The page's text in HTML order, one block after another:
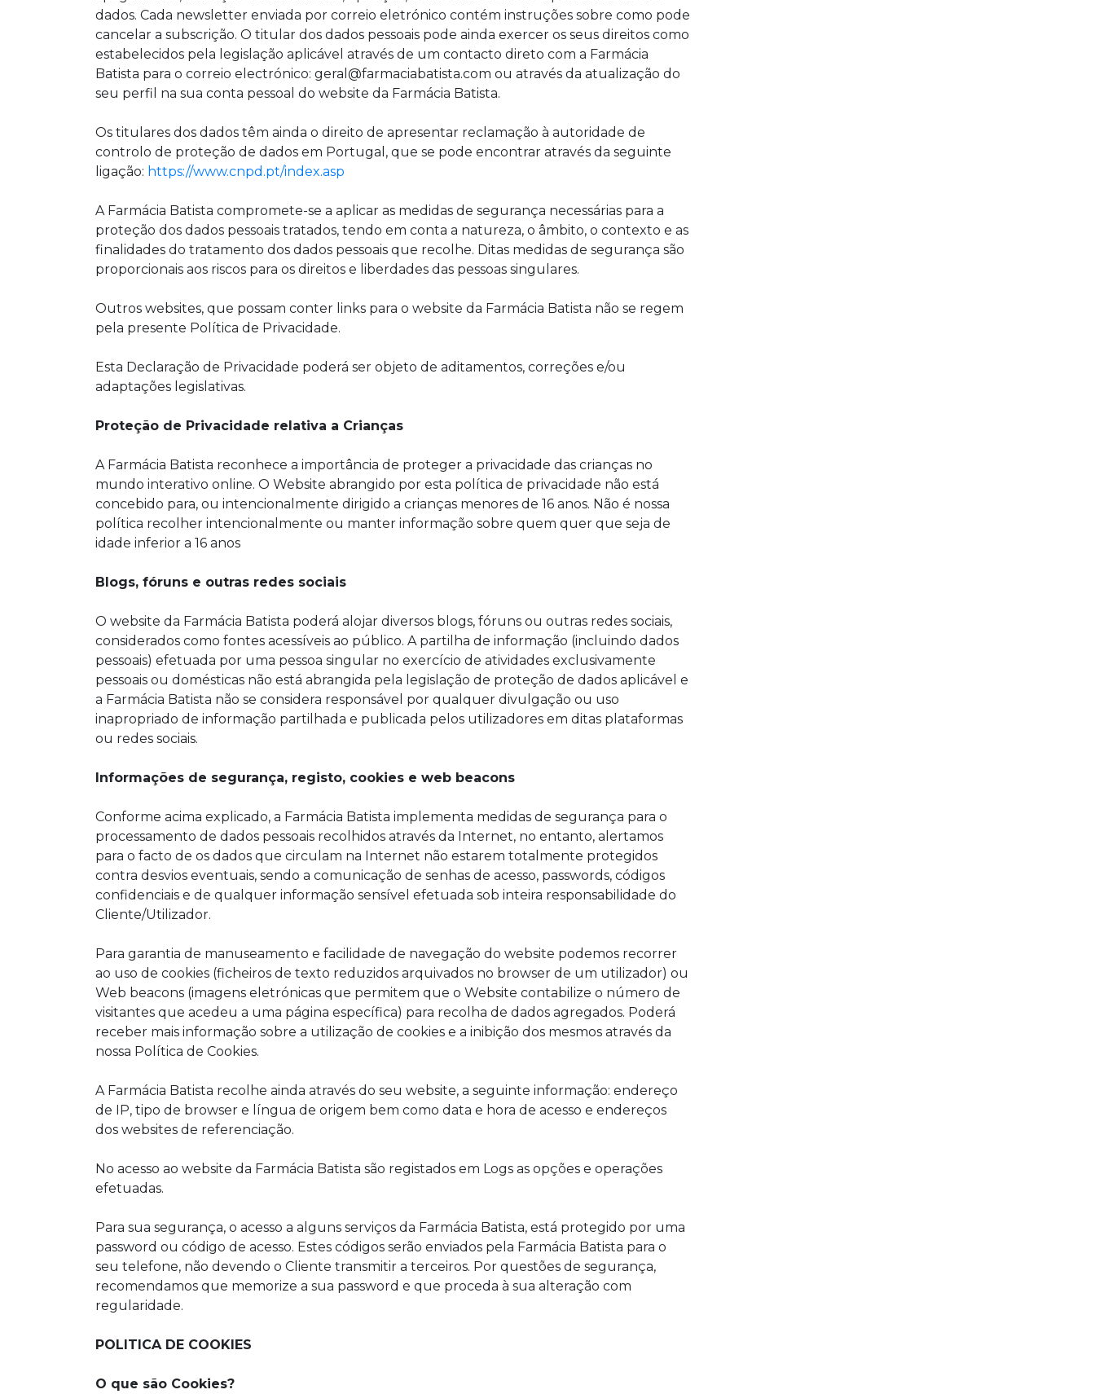
dados. Cada newsletter enviada por correio eletrónico contém instruções sobre como pode
cancelar a subscrição. O titular dos dados pessoais pode ainda exercer os seus direitos como
estabelecidos pela legislação aplicável através de um contacto direto com a Farmácia
Batista para o correio electrónico: geral@farmaciabatista.com ou através da atualização do
seu perfil na sua conta pessoal do website da Farmácia Batista.
Os titulares dos dados têm ainda o direito de apresentar reclamação à autoridade de
controlo de proteção de dados em Portugal, que se pode encontrar através da seguinte
ligação: https://www.cnpd.pt/index.asp
A Farmácia Batista compromete-se a aplicar as medidas de segurança necessárias para a
proteção dos dados pessoais tratados, tendo em conta a natureza, o âmbito, o contexto e as
finalidades do tratamento dos dados pessoais que recolhe. Ditas medidas de segurança são
proporcionais aos riscos para os direitos e liberdades das pessoas singulares.
Outros websites, que possam conter links para o website da Farmácia Batista não se regem
pela presente Política de Privacidade.
Esta Declaração de Privacidade poderá ser objeto de aditamentos, correções e/ou
adaptações legislativas.
Proteção de Privacidade relativa a Crianças
A Farmácia Batista reconhece a importância de proteger a privacidade das crianças no
mundo interativo online. O Website abrangido por esta política de privacidade não está
concebido para, ou intencionalmente dirigido a crianças menores de 16 anos. Não é nossa
política recolher intencionalmente ou manter informação sobre quem quer que seja de
idade inferior a 16 anos
Blogs, fóruns e outras redes sociais
O website da Farmácia Batista poderá alojar diversos blogs, fóruns ou outras redes sociais,
considerados como fontes acessíveis ao público. A partilha de informação (incluindo dados
pessoais) efetuada por uma pessoa singular no exercício de atividades exclusivamente
pessoais ou domésticas não está abrangida pela legislação de proteção de dados aplicável e
a Farmácia Batista não se considera responsável por qualquer divulgação ou uso
inapropriado de informação partilhada e publicada pelos utilizadores em ditas plataformas
ou redes sociais.
Informações de segurança, registo, cookies e web beacons
Conforme acima explicado, a Farmácia Batista implementa medidas de segurança para o
processamento de dados pessoais recolhidos através da Internet, no entanto, alertamos
para o facto de os dados que circulam na Internet não estarem totalmente protegidos
contra desvios eventuais, sendo a comunicação de senhas de acesso, passwords, códigos
confidenciais e de qualquer informação sensível efetuada sob inteira responsabilidade do
Cliente/Utilizador.
Para garantia de manuseamento e facilidade de navegação do website podemos recorrer
ao uso de cookies (ficheiros de texto reduzidos arquivados no browser de um utilizador) ou
Web beacons (imagens eletrónicas que permitem que o Website contabilize o número de
visitantes que acedeu a uma página específica) para recolha de dados agregados. Poderá
receber mais informação sobre a utilização de cookies e a inibição dos mesmos através da
nossa Política de Cookies.
A Farmácia Batista recolhe ainda através do seu website, a seguinte informação: endereço
de IP, tipo de browser e língua de origem bem como data e hora de acesso e endereços
dos websites de referenciação.
No acesso ao website da Farmácia Batista são registados em Logs as opções e operações
efetuadas.
Para sua segurança, o acesso a alguns serviços da Farmácia Batista, está protegido por uma
password ou código de acesso. Estes códigos serão enviados pela Farmácia Batista para o
seu telefone, não devendo o Cliente transmitir a terceiros. Por questões de segurança,
recomendamos que memorize a sua password e que proceda à sua alteração com
regularidade.
POLITICA DE COOKIES
O que são Cookies?